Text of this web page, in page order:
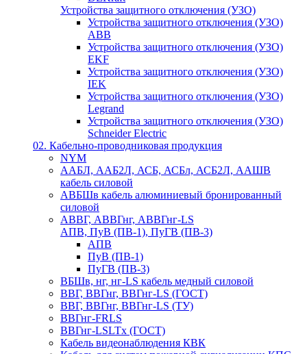
Устройства защитного отключения (УЗО)
Устройства защитного отключения (УЗО)
ABB
Устройства защитного отключения (УЗО)
EKF
Устройства защитного отключения (УЗО)
IEK
Устройства защитного отключения (УЗО)
Legrand
Устройства защитного отключения (УЗО)
Schneider Electric
02. Кабельно-проводниковая продукция
NYM
ААБЛ, ААБ2Л, АСБ, АСБл, АСБ2Л, ААШВ
кабель силовой
АВБШв кабель алюминиевый бронированный
силовой
АВВГ, АВВГнг, АВВГнг-LS
АПВ, ПуВ (ПВ-1), ПуГВ (ПВ-3)
АПВ
ПуВ (ПВ-1)
ПуГВ (ПВ-3)
ВБШв, нг, нг-LS кабель медный силовой
ВВГ, ВВГнг, ВВГнг-LS (ГОСТ)
ВВГ, ВВГнг, ВВГнг-LS (ТУ)
ВВГнг-FRLS
ВВГнг-LSLTx (ГОСТ)
Кабель видеонаблюдения КВК